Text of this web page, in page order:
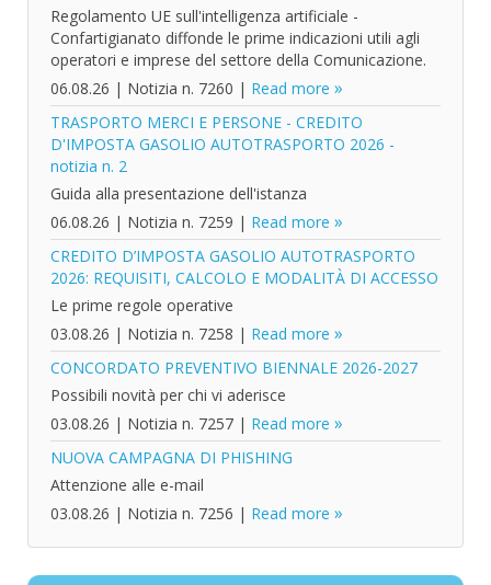
Regolamento UE sull'intelligenza artificiale -
Confartigianato diffonde le prime indicazioni utili agli
operatori e imprese del settore della Comunicazione.
06.08.26 | Notizia n. 7260 | Read more
TRASPORTO MERCI E PERSONE - CREDITO
D'IMPOSTA GASOLIO AUTOTRASPORTO 2026 -
notizia n. 2
Guida alla presentazione dell'istanza
06.08.26 | Notizia n. 7259 | Read more
CREDITO D’IMPOSTA GASOLIO AUTOTRASPORTO
2026: REQUISITI, CALCOLO E MODALITÀ DI ACCESSO
Le prime regole operative
03.08.26 | Notizia n. 7258 | Read more
CONCORDATO PREVENTIVO BIENNALE 2026-2027
Possibili novità per chi vi aderisce
03.08.26 | Notizia n. 7257 | Read more
NUOVA CAMPAGNA DI PHISHING
Attenzione alle e-mail
03.08.26 | Notizia n. 7256 | Read more